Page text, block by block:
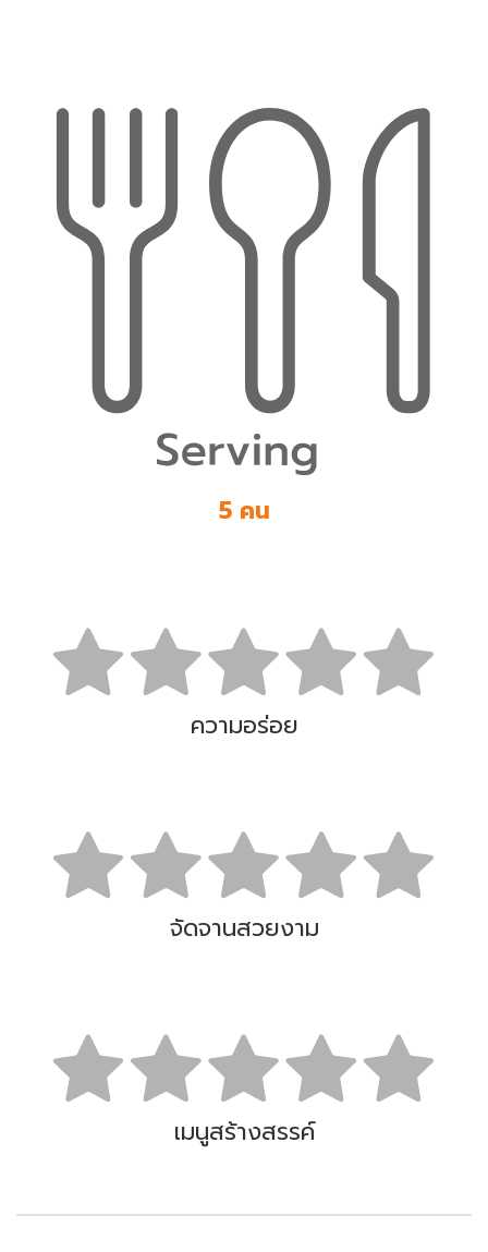
5 คน
ความอร่อย
จัดจานสวยงาม
เมนูสร้างสรรค์